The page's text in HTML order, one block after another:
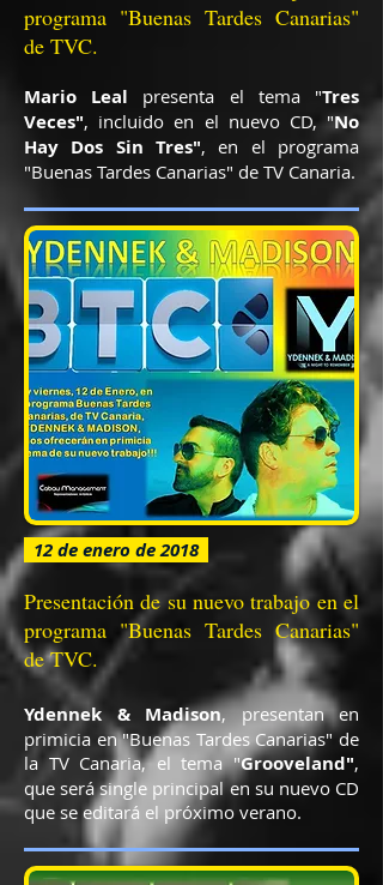
programa "Buenas Tardes Canarias"
de TVC.
Mario Leal presenta el tema "Tres
Veces", incluido en el nuevo CD, "No
Hay Dos Sin Tres", en el programa
"Buenas Tardes Canarias" de TV Canaria.
12 de enero de 2018
Presentación de su nuevo trabajo en el
programa "Buenas Tardes Canarias"
de TVC.
Ydennek & Madison, presentan en
primicia en "Buenas Tardes Canarias" de
la TV Canaria, el tema "Grooveland",
que será single principal en su nuevo CD
que se editará el próximo verano.